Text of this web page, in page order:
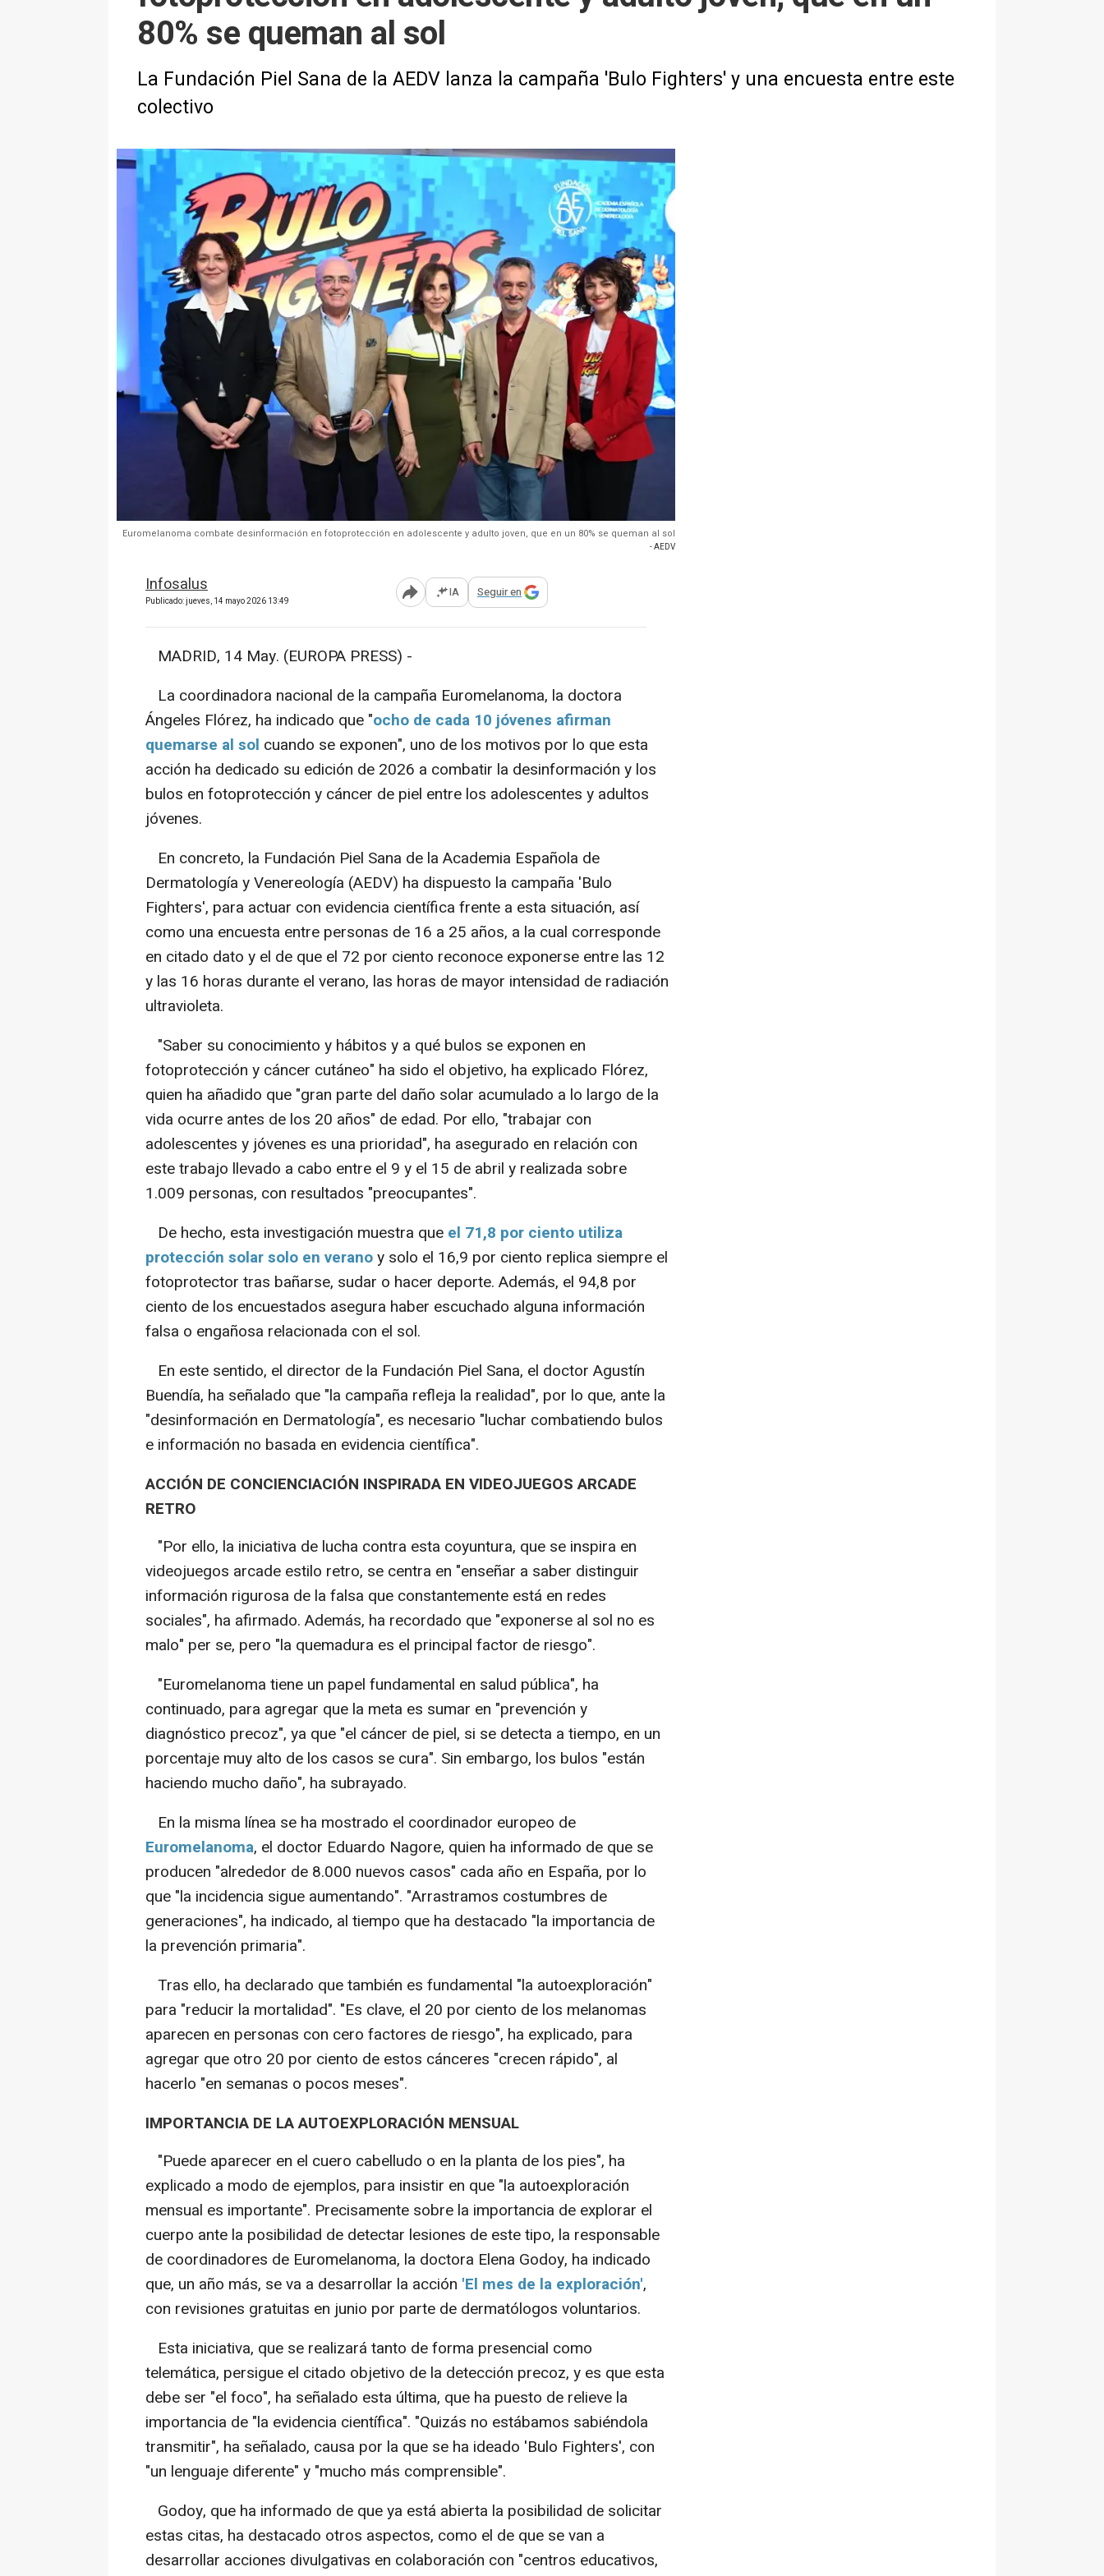
80% se queman al sol
La Fundación Piel Sana de la AEDV lanza la campaña 'Bulo Fighters' y una encuesta entre este
colectivo
Euromelanoma combate desinformación en fotoprotección en adolescente y adulto joven, que en un 80% se queman al sol
- AEDV
Infosalus
Publicado: jueves, 14 mayo 2026 13:49 Abrir opciones para compartir
IA Seguir en
MADRID, 14 May. (EUROPA PRESS) -
La coordinadora nacional de la campaña Euromelanoma, la doctora
Ángeles Flórez, ha indicado que "ocho de cada 10 jóvenes afirman
quemarse al sol cuando se exponen", uno de los motivos por lo que esta
acción ha dedicado su edición de 2026 a combatir la desinformación y los
bulos en fotoprotección y cáncer de piel entre los adolescentes y adultos
jóvenes.
En concreto, la Fundación Piel Sana de la Academia Española de
Dermatología y Venereología (AEDV) ha dispuesto la campaña 'Bulo
Fighters', para actuar con evidencia científica frente a esta situación, así
como una encuesta entre personas de 16 a 25 años, a la cual corresponde
en citado dato y el de que el 72 por ciento reconoce exponerse entre las 12
y las 16 horas durante el verano, las horas de mayor intensidad de radiación
ultravioleta.
"Saber su conocimiento y hábitos y a qué bulos se exponen en
fotoprotección y cáncer cutáneo" ha sido el objetivo, ha explicado Flórez,
quien ha añadido que "gran parte del daño solar acumulado a lo largo de la
vida ocurre antes de los 20 años" de edad. Por ello, "trabajar con
adolescentes y jóvenes es una prioridad", ha asegurado en relación con
este trabajo llevado a cabo entre el 9 y el 15 de abril y realizada sobre
1.009 personas, con resultados "preocupantes".
De hecho, esta investigación muestra que el 71,8 por ciento utiliza
protección solar solo en veranoy solo el 16,9 por ciento replica siempre el
fotoprotector tras bañarse, sudar o hacer deporte. Además, el 94,8 por
ciento de los encuestados asegura haber escuchado alguna información
falsa o engañosa relacionada con el sol.
En este sentido, el director de la Fundación Piel Sana, el doctor Agustín
Buendía, ha señalado que "la campaña refleja la realidad", por lo que, ante la
"desinformación en Dermatología", es necesario "luchar combatiendo bulos
e información no basada en evidencia científica".
ACCIÓN DE CONCIENCIACIÓN INSPIRADA EN VIDEOJUEGOS ARCADE
RETRO
"Por ello, la iniciativa de lucha contra esta coyuntura, que se inspira en
videojuegos arcade estilo retro, se centra en "enseñar a saber distinguir
información rigurosa de la falsa que constantemente está en redes
sociales", ha afirmado. Además, ha recordado que "exponerse al sol no es
malo" per se, pero "la quemadura es el principal factor de riesgo".
"Euromelanoma tiene un papel fundamental en salud pública", ha
continuado, para agregar que la meta es sumar en "prevención y
diagnóstico precoz", ya que "el cáncer de piel, si se detecta a tiempo, en un
porcentaje muy alto de los casos se cura". Sin embargo, los bulos "están
haciendo mucho daño", ha subrayado.
En la misma línea se ha mostrado el coordinador europeo de
Euromelanoma, el doctor Eduardo Nagore, quien ha informado de que se
producen "alrededor de 8.000 nuevos casos" cada año en España, por lo
que "la incidencia sigue aumentando". "Arrastramos costumbres de
generaciones", ha indicado, al tiempo que ha destacado "la importancia de
la prevención primaria".
Tras ello, ha declarado que también es fundamental "la autoexploración"
para "reducir la mortalidad". "Es clave, el 20 por ciento de los melanomas
aparecen en personas con cero factores de riesgo", ha explicado, para
agregar que otro 20 por ciento de estos cánceres "crecen rápido", al
hacerlo "en semanas o pocos meses".
IMPORTANCIA DE LA AUTOEXPLORACIÓN MENSUAL
"Puede aparecer en el cuero cabelludo o en la planta de los pies", ha
explicado a modo de ejemplos, para insistir en que "la autoexploración
mensual es importante". Precisamente sobre la importancia de explorar el
cuerpo ante la posibilidad de detectar lesiones de este tipo, la responsable
de coordinadores de Euromelanoma, la doctora Elena Godoy, ha indicado
que, un año más, se va a desarrollar la acción 'El mes de la exploración',
con revisiones gratuitas en junio por parte de dermatólogos voluntarios.
Esta iniciativa, que se realizará tanto de forma presencial como
telemática, persigue el citado objetivo de la detección precoz, y es que esta
debe ser "el foco", ha señalado esta última, que ha puesto de relieve la
importancia de "la evidencia científica". "Quizás no estábamos sabiéndola
transmitir", ha señalado, causa por la que se ha ideado 'Bulo Fighters', con
"un lenguaje diferente" y "mucho más comprensible".
Godoy, que ha informado de que ya está abierta la posibilidad de solicitar
estas citas, ha destacado otros aspectos, como el de que se van a
desarrollar acciones divulgativas en colaboración con "centros educativos,